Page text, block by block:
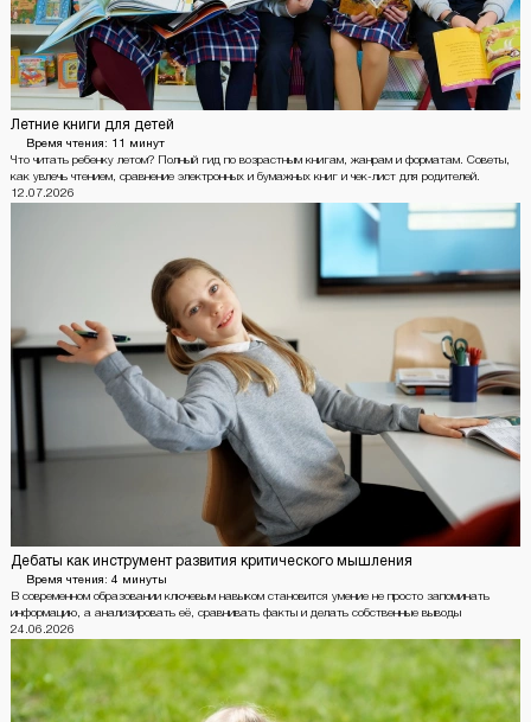
Летние книги для детей
Время чтения: 11 минут
Что читать ребенку летом? Полный гид по возрастным книгам, жанрам и форматам. Советы,
как увлечь чтением, сравнение электронных и бумажных книг и чек-лист для родителей.
12.07.2026
Дебаты как инструмент развития критического мышления
Время чтения: 4 минуты
В современном образовании ключевым навыком становится умение не просто запоминать
информацию, а анализировать её, сравнивать факты и делать собственные выводы
24.06.2026